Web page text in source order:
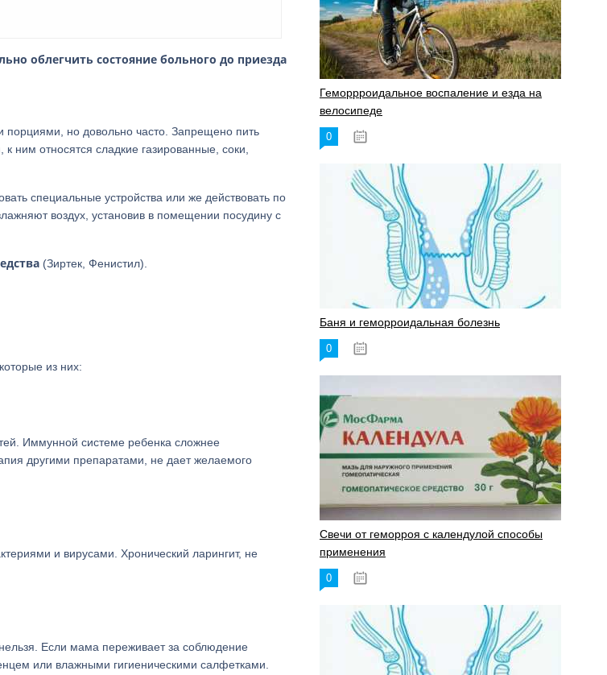
облегчить состояние больного до приезда
порциями, но довольно часто. Запрещено пить
ним относятся сладкие газированные, соки,
специальные устройства или же действовать по
воздух, установив в помещении посудину с
(Зиртек, Фенистил).
из них:
Иммунной системе ребенка сложнее
другими препаратами, не дает желаемого
и вирусами. Хронический ларингит, не
Если мама переживает за соблюдение
или влажными гигиеническими салфетками.
Геморрроидальное воспаление и езда на
велосипеде
0
Баня и геморроидальная болезнь
0
Свечи от геморроя с календулой способы
применения
0